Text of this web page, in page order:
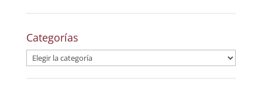
Categorías
Categorías